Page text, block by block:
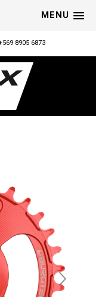
MENU
8905 6873